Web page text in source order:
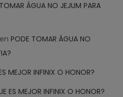
ÁGUA NO JEJUM PARA
enPODE TOMAR ÁGUA NO
MEJOR INFINIX O HONOR?
ES MEJOR INFINIX O HONOR?